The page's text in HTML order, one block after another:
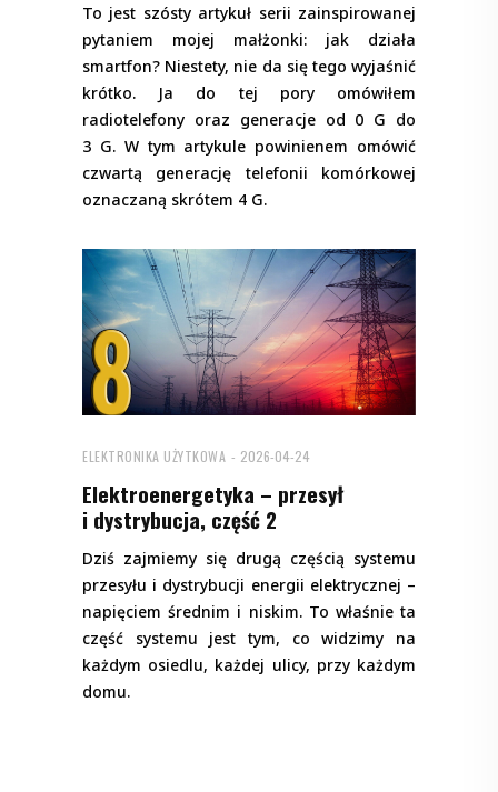
To jest szósty artykuł serii zainspirowanej
pytaniem mojej małżonki: jak działa
smartfon? Niestety, nie da się tego wyjaśnić
krótko. Ja do tej pory omówiłem
radiotelefony oraz generacje od 0 G do
3 G. W tym artykule powinienem omówić
czwartą generację telefonii komórkowej
oznaczaną skrótem 4 G.
ELEKTRONIKA UŻYTKOWA 2026-04-24
Elektroenergetyka – przesył
i dystrybucja, część 2
Dziś zajmiemy się drugą częścią systemu
przesyłu i dystrybucji energii elektrycznej –
napięciem średnim i niskim. To właśnie ta
część systemu jest tym, co widzimy na
każdym osiedlu, każdej ulicy, przy każdym
domu.